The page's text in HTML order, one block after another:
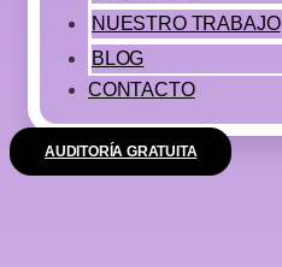
NUESTRO TRABAJO
BLOG
CONTACTO
AUDITORÍA GRATUITA